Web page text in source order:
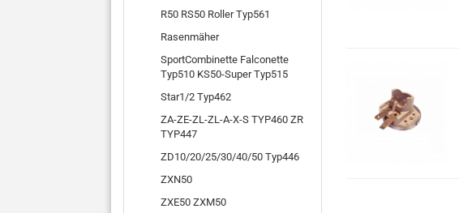
R50 RS50 Roller Typ561
Rasenmäher
SportCombinette Falconette
Typ510 KS50-Super Typ515
Star1/2 Typ462
ZA-ZE-ZL-ZL-A-X-S TYP460 ZR
TYP447
ZD10/20/25/30/40/50 Typ446
ZXN50
ZXE50 ZXM50